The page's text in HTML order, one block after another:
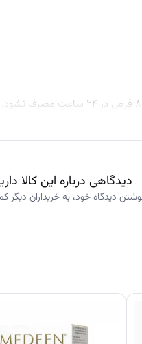
بزرگسالان و کودکان ۱۲ سال به بالا باید هر
دیدگاهی درباره این کالا
دیدگاه خود، به خریداران دیگر